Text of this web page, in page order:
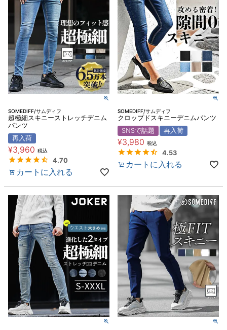
SOMEDIFF/サムディフ
超極細スキニーストレッチデニム
パンツ
再入荷
¥3,960 税込
4.70
カートに入れる
SOMEDIFF/サムディフ
クロップドスキニーデニムパンツ
SNSで話題
再入荷
¥3,980 税込
4.53
カートに入れる